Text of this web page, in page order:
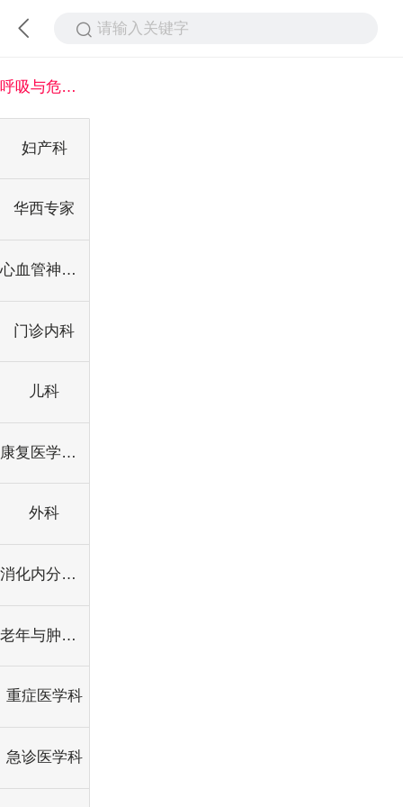
请输入关键字
呼吸与危重症科
妇产科
华西专家
心血管神经内科
门诊内科
儿科
康复医学科、中医科
外科
消化内分泌科
老年与肿瘤科
重症医学科
急诊医学科